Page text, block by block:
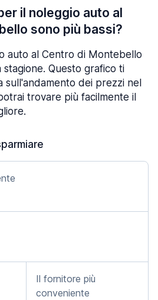
il noleggio auto al
sono più bassi?
auto al Centro di Montebello
Questo grafico ti
sull'andamento dei prezzi nel
trovare più facilmente il
Il fornitore più
conveniente